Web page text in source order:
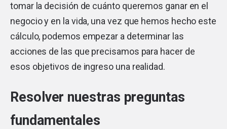
tomar la decisión de cuánto queremos ganar en el
negocio y en la vida, una vez que hemos hecho este
cálculo, podemos empezar a determinar las
acciones de las que precisamos para hacer de
esos objetivos de ingreso una realidad.
Resolver nuestras preguntas
fundamentales